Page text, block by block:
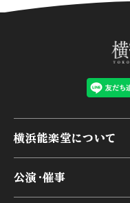
横浜能楽堂について
公演・催事